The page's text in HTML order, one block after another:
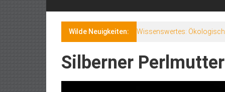
Wilde Neuigkeiten: Steckbrief:
Silberner